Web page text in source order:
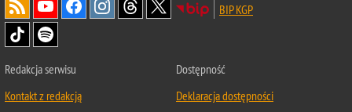
BIP KGP
Redakcja serwisu
Kontakt z redakcją
Dostępność
Deklaracja dostępności